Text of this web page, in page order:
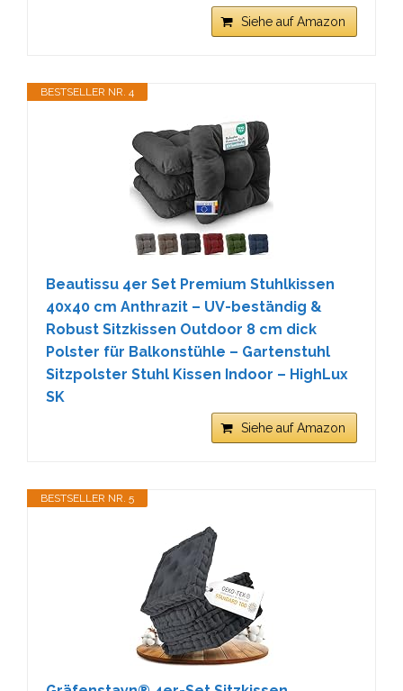
Siehe auf Amazon
BESTSELLER NR. 4
Beautissu 4er Set Premium Stuhlkissen
40x40 cm Anthrazit – UV-beständig &
Robust Sitzkissen Outdoor 8 cm dick
Polster für Balkonstühle – Gartenstuhl
Sitzpolster Stuhl Kissen Indoor – HighLux
SK
Siehe auf Amazon
BESTSELLER NR. 5